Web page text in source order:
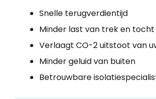
Snelle terugverdientijd
Minder last van trek en tocht
Verlaagt CO-2 uitstoot van
Minder geluid van buiten
Betrouwbare